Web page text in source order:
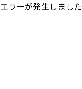
エラーが発生しました